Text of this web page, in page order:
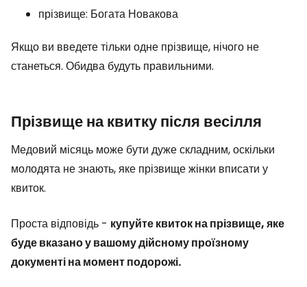
прізвище: Богата Новакова
Якщо ви введете тільки одне прізвище, нічого не
станеться. Обидва будуть правильними.
Прізвище на квитку після весілля
Медовий місяць може бути дуже складним, оскільки
молодята не знають, яке прізвище жінки вписати у
квиток.
Проста відповідь - купуйте квиток на прізвище, яке
буде вказано у вашому дійсному проїзному
документі на момент подорожі.